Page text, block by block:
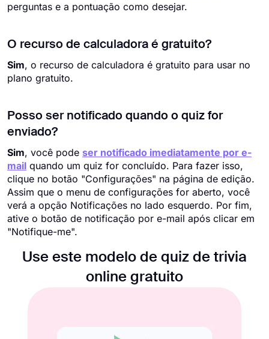
perguntas e a pontuação como desejar.
O recurso de calculadora é gratuito?
Sim, o recurso de calculadora é gratuito para usar no
plano gratuito.
Posso ser notificado quando o quiz for
enviado?
Sim, você pode ser notificado imediatamente por e-
mail quando um quiz for concluído. Para fazer isso,
clique no botão "Configurações" na página de edição.
Assim que o menu de configurações for aberto, você
verá a opção Notificações no lado esquerdo. Por fim,
ative o botão de notificação por e-mail após clicar em
"Notifique-me".
Use este modelo de quiz de trivia
online gratuito